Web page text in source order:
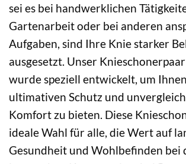
sei es bei handwerklichen
Gartenarbeit oder bei anderen
Aufgaben, sind Ihre Knie starker
ausgesetzt. Unser
wurde speziell entwickelt, um
ultimativen Schutz und
Komfort zu bieten. Diese
ideale Wahl für alle, die Wert auf
Gesundheit und Wohlbefinden bei